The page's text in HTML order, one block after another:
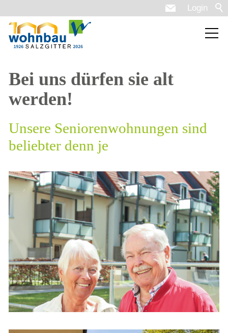
Login
Bei uns dürfen sie alt
werden!
Unsere Seniorenwohnungen sind
beliebter denn je